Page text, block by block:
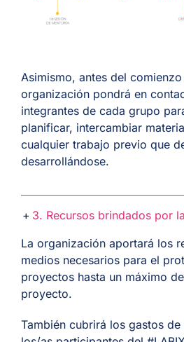
Asimismo, antes del
organización pondrá en
integrantes de cada grupo
planificar, intercambiar
cualquier trabajo previo que
desarrollándose.
3. Recursos brindados por
La organización aportará los
medios necesarios para el
proyectos hasta un máximo
proyecto.
También cubrirá los gastos